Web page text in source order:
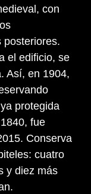
con
posteriores.
el edificio, se
Así, en 1904,
protegida
fue
Conserva
cuatro
y diez más